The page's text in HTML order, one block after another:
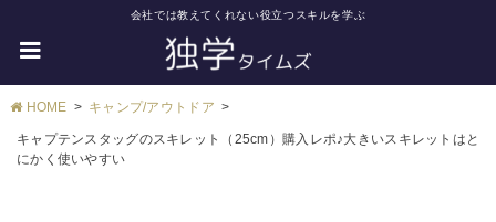
会社では教えてくれない役立つスキルを学ぶ
HOME キャンプ/アウトドア
キャプテンスタッグのスキレット（25cm）購入レポ♪大きいスキレットはと
にかく使いやすい